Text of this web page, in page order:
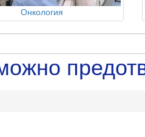
Онкология